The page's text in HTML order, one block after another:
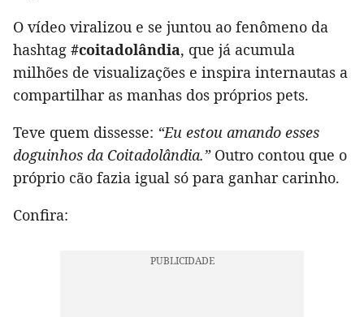
O vídeo viralizou e se juntou ao fenômeno da
hashtag #coitadolândia, que já acumula
milhões de visualizações e inspira internautas a
compartilhar as manhas dos próprios pets.
Teve quem dissesse: “Eu estou amando esses
doguinhos da Coitadolândia.” Outro contou que o
próprio cão fazia igual só para ganhar carinho.
Confira: